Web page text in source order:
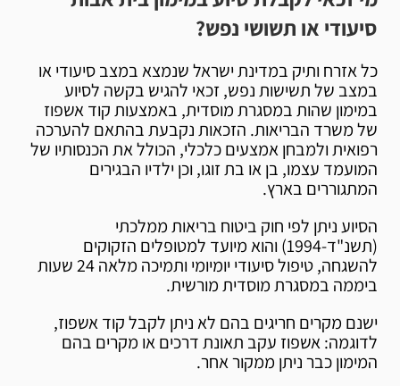
סיעודי או תשושי נפש?
כל אזרח ותיק במדינת ישראל שנמצא במצב סיעודי או
במצב של תשישות נפש, זכאי להגיש בקשה לסיוע
במימון שהות במסגרת מוסדית, באמצעות קוד אשפוז
של משרד הבריאות. הזכאות נקבעת בהתאם להערכה
רפואית ולמבחן אמצעים כלכלי, הכולל את הכנסותיו של
המועמד עצמו, בן או בת זוגו, וכן ילדיו הבגירים
המתגוררים בארץ.
הסיוע ניתן לפי חוק ביטוח בריאות ממלכתי
(תשנ"ד-1994) והוא מיועד למטופלים הזקוקים
להשגחה, טיפול סיעודי יומיומי ותמיכה מלאה 24 שעות
ביממה במסגרת מוסדית מורשית.
ישנם מקרים חריגים בהם לא ניתן לקבל קוד אשפוז,
לדוגמה: אשפוז עקב תאונת דרכים או מקרים בהם
המימון כבר ניתן ממקור אחר.